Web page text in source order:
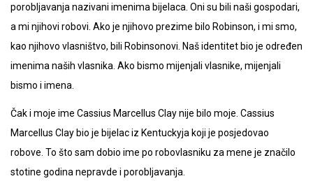
porobljavanja nazivani imenima bijelaca. Oni su bili naši gospodari,
a mi njihovi robovi. Ako je njihovo prezime bilo Robinson, i mi smo,
kao njihovo vlasništvo, bili Robinsonovi. Naš identitet bio je određen
imenima naših vlasnika. Ako bismo mijenjali vlasnike, mijenjali
bismo i imena.
Čak i moje ime Cassius Marcellus Clay nije bilo moje. Cassius
Marcellus Clay bio je bijelac iz Kentuckyja koji je posjedovao
robove. To što sam dobio ime po robovlasniku za mene je značilo
stotine godina nepravde i porobljavanja.